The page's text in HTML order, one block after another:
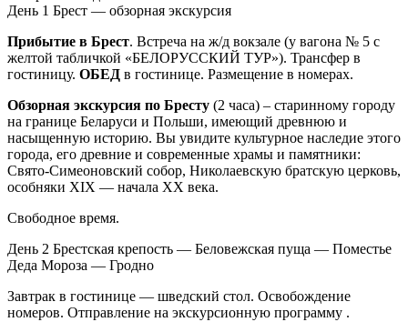
День 1 Брест — обзорная экскурсия
Прибытие в Брест. Встреча на ж/д вокзале (у вагона № 5 с
желтой табличкой «БЕЛОРУССКИЙ ТУР»). Трансфер в
гостиницу. ОБЕД в гостинице. Размещение в номерах.
Обзорная экскурсия по Бресту (2 часа) – старинному городу
на границе Беларуси и Польши, имеющий древнюю и
насыщенную историю. Вы увидите культурное наследие этого
города, его древние и современные храмы и памятники:
Свято-Симеоновский собор, Николаевскую братскую церковь,
особняки XIX — начала ХХ века.
Свободное время.
День 2 Брестская крепость — Беловежская пуща — Поместье
Деда Мороза — Гродно
Завтрак в гостинице — шведский стол. Освобождение
номеров. Отправление на экскурсионную программу .